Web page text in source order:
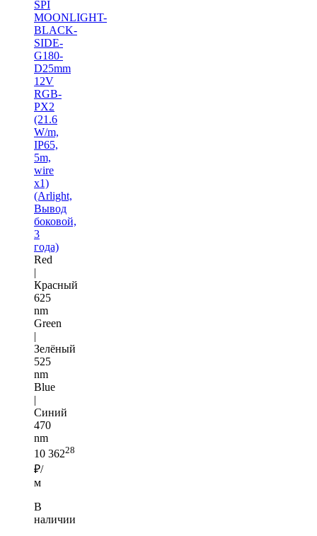
SPI
MOONLIGHT-
BLACK-
SIDE-
G180-
D25mm
12V
RGB-
PX2
(21.6
W/m,
IP65,
5m,
wire
x1)
(Arlight,
Вывод
боковой,
3
года)
Red
|
Красный
625
nm
Green
|
Зелёный
525
nm
Blue
|
Синий
470
nm
10 36228
₽/
м
В
наличии